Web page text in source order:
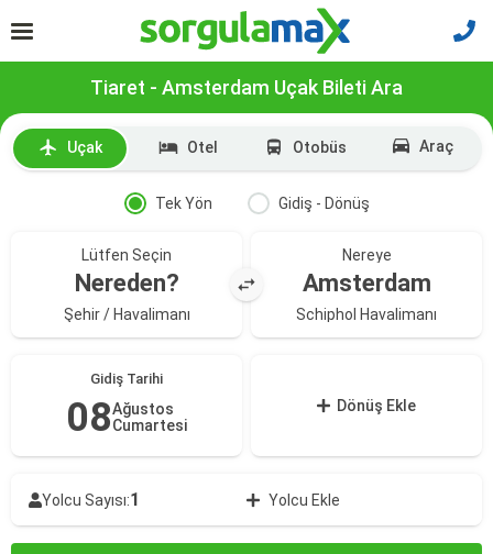
Tiaret - Amsterdam Uçak Bileti Ara
Uçak Otel Otobüs Araç
Tek Yön Gidiş - Dönüş
Lütfen Seçin
Nereden?
Şehir / Havalimanı
Nereye
Amsterdam
Schiphol Havalimanı
Gidiş Tarihi
08Ağustos
Cumartesi
Dönüş Ekle
Yolcu Sayısı:1 Yolcu Ekle